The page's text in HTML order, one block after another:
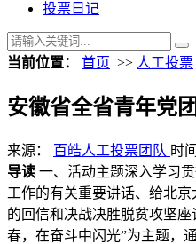
投票日记
当前位置： 首页 >> 人工投票
安徽省全省青年党
来源： 百皓人工投票团队 时
导读 一、活动主题深入学习
工作的有关重要讲话、给北京
的回信和决战决胜脱贫攻坚
春，在奋斗中闪光”为主题，